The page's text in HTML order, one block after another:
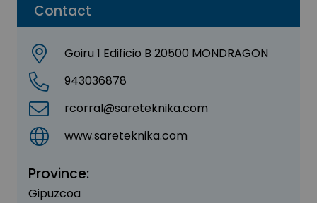
Contact
Goiru 1 Edificio B 20500 MONDRAGON
943036878
rcorral@sareteknika.com
www.sareteknika.com
Province:
Gipuzcoa